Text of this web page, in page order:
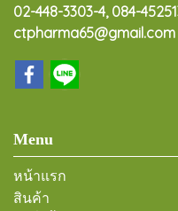
02-448-3303-4, 084-
ctpharma65@gmail.com
Menu
หน้าแรก
สินค้า